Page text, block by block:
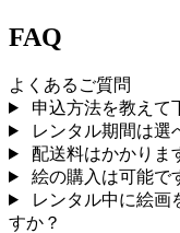
FAQ
よくあるご質問
申込方法を教えて
レンタル期間は選
配送料はかかりま
絵の購入は可能で
レンタル中に絵画
すか？